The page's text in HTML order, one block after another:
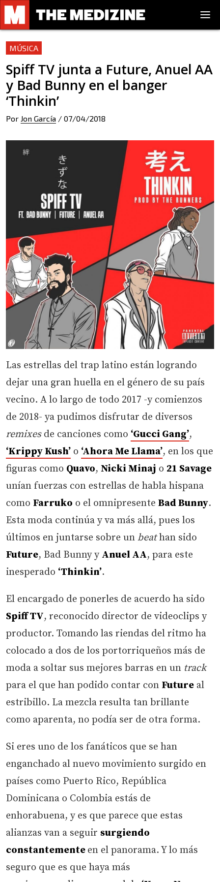
MÚSICA
Spiff TV junta a Future, Anuel AA
y Bad Bunny en el banger
‘Thinkin’
Por Jon García / 07/04/2018
Las estrellas del trap latino están logrando
dejar una gran huella en el género de su país
vecino. A lo largo de todo 2017 -y comienzos
de 2018- ya pudimos disfrutar de diversos
remixesde canciones como ‘Gucci Gang’,
‘Krippy Kush’ o ‘Ahora Me Llama’, en los que
figuras como Quavo, Nicki Minaj o 21 Savage
unían fuerzas con estrellas de habla hispana
como Farruko o el omnipresente Bad Bunny.
Esta moda continúa y va más allá, pues los
últimos en juntarse sobre un beathan sido
Future, Bad Bunny y Anuel AA, para este
inesperado ‘Thinkin’.
El encargado de ponerles de acuerdo ha sido
Spiff TV, reconocido director de videoclips y
productor. Tomando las riendas del ritmo ha
colocado a dos de los portorriqueños más de
moda a soltar sus mejores barras en un track
para el que han podido contar con Future al
estribillo. La mezcla resulta tan brillante
como aparenta, no podía ser de otra forma.
Si eres uno de los fanáticos que se han
enganchado al nuevo movimiento surgido en
países como Puerto Rico, República
Dominicana o Colombia estás de
enhorabuena, y es que parece que estas
alianzas van a seguir surgiendo
constantemente en el panorama. Y lo más
seguro que es que haya más